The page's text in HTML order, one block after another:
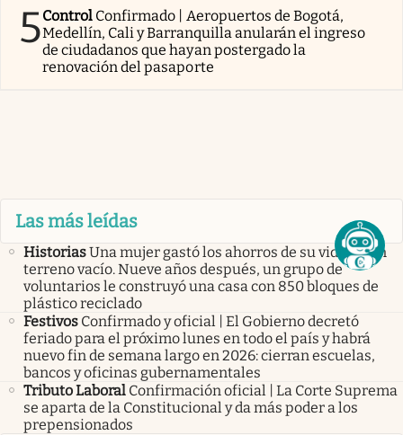
5Control Confirmado | Aeropuertos de Bogotá,
Medellín, Cali y Barranquilla anularán el ingreso
de ciudadanos que hayan postergado la
renovación del pasaporte
Las más leídas
HistoriasUna mujer gastó los ahorros de su vida en un
terreno vacío. Nueve años después, un grupo de
voluntarios le construyó una casa con 850 bloques de
plástico reciclado
Festivos Confirmado y oficial | El Gobierno decretó
feriado para el próximo lunes en todo el país y habrá
nuevo fin de semana largo en 2026: cierran escuelas,
bancos y oficinas gubernamentales
Tributo Laboral Confirmación oficial | La Corte Suprema
se aparta de la Constitucional y da más poder a los
prepensionados